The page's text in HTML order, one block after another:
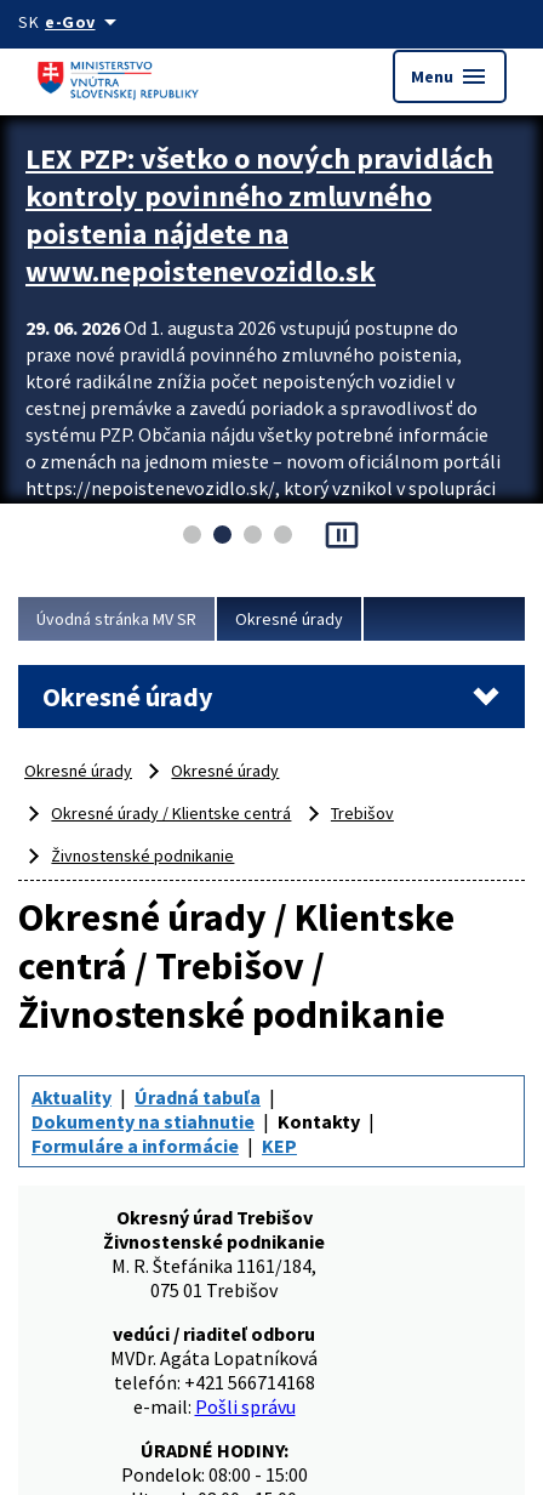
Preskocit na hlavný obsah
SK e-Govarrow_drop_down
Menu menu
Zastavit automatický posun upútavok
LEX PZP: všetko o nových pravidlách
kontroly povinného zmluvného
poistenia nájdete na
www.nepoistenevozidlo.sk
29. 06. 2026Od 1. augusta 2026 vstupujú postupne do
praxe nové pravidlá povinného zmluvného poistenia,
ktoré radikálne znížia počet nepoistených vozidiel v
cestnej premávke a zavedú poriadok a spravodlivosť do
systému PZP. Občania nájdu všetky potrebné informácie
o zmenách na jednom mieste – novom oficiálnom portáli
https://nepoistenevozidlo.sk/, ktorý vznikol v spolupráci
asociácie poisťovní (SLASPO) a Ministerstva vnútra SR.
Viac
pause_presentation
Úvodná stránka MV SR Okresné úrady
Okresné úrady
Okresné úrady
Okresné úrady
Okresné úrady / Klientske centrá
Trebišov
Živnostenské podnikanie
Okresné úrady / Klientske
centrá / Trebišov /
Živnostenské podnikanie
Aktuality
Úradná tabuľa
Dokumenty na stiahnutie
Kontakty
Formuláre a informácie
KEP
Okresný úrad Trebišov
Živnostenské podnikanie
M. R. Štefánika 1161/184,
075 01 Trebišov
vedúci / riaditeľ odboru
MVDr. Agáta Lopatníková
telefón: +421 566714168
e-mail: Pošli správu
ÚRADNÉ HODINY:
Pondelok: 08:00 - 15:00